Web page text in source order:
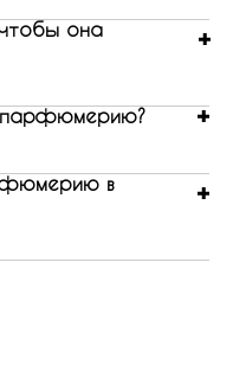
она
парфюмерию?
в